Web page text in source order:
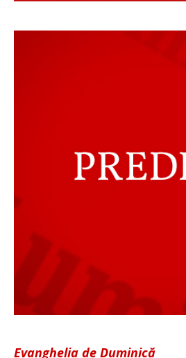
Evanghelia de Duminică